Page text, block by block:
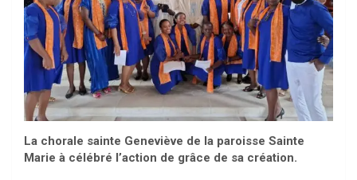
La chorale sainte Geneviève de la paroisse Sainte
Marie à célébré l’action de grâce de sa création.